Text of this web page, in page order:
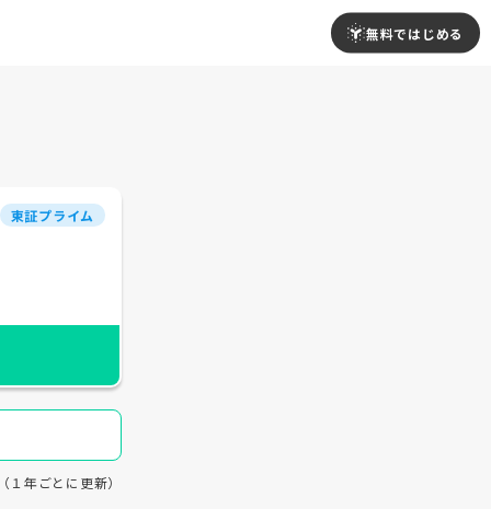
無料ではじめる
東証プライム
年ごとに更新）